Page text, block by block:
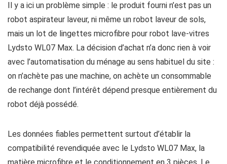
Il y a ici un problème simple : le produit fourni n’est pas un
robot aspirateur laveur, ni même un robot laveur de sols,
mais un lot de lingettes microfibre pour robot lave-vitres
Lydsto WL07 Max. La décision d’achat n’a donc rien à voir
avec l’automatisation du ménage au sens habituel du site :
on n’achète pas une machine, on achète un consommable
de rechange dont l’intérêt dépend presque entièrement du
robot déjà possédé.
Les données fiables permettent surtout d’établir la
compatibilité revendiquée avec le Lydsto WL07 Max, la